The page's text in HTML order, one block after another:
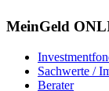
MeinGeld
Sachwerte /
Berater